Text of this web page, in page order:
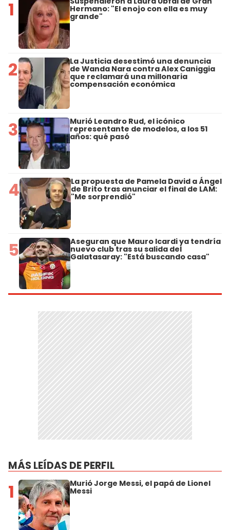
1 Hermano: "El enojo con ella es muy
grande"
2 La Justicia desestimó una denuncia
de Wanda Nara contra Alex Caniggia
que reclamará una millonaria
compensación económica
3 Murió Leandro Rud, el icónico
representante de modelos, a los 51
años: qué pasó
4 La propuesta de Pamela David a Ángel
de Brito tras anunciar el final de LAM:
"Me sorprendió"
5 Aseguran que Mauro Icardi ya tendría
nuevo club tras su salida del
Galatasaray: "Está buscando casa"
MÁS LEÍDAS DE PERFIL
1 Murió Jorge Messi, el papá de Lionel
Messi